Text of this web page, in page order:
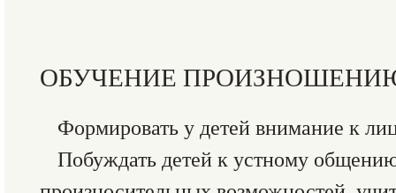
ОБУЧЕНИЕ
Формировать у детей внимание к
Побуждать детей к устному